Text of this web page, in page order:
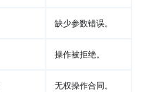
缺少参数错误。
操作被拒绝。
无权操作合同。